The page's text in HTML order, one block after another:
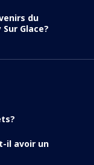
du
Glace?
il avoir un